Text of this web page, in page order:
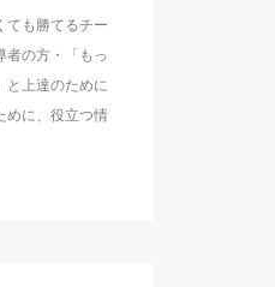
ても勝てるチー
者の方・「もっ
と上達のために
めに、役立つ情